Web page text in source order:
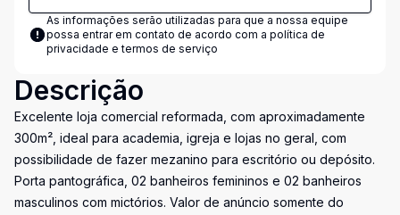
As informações serão utilizadas para que a nossa equipe
possa entrar em contato de acordo com a política de
privacidade e termos de serviço
Descrição
Excelente loja comercial reformada, com aproximadamente
300m², ideal para academia, igreja e lojas no geral, com
possibilidade de fazer mezanino para escritório ou depósito.
Porta pantográfica, 02 banheiros femininos e 02 banheiros
masculinos com mictórios. Valor de anúncio somente do